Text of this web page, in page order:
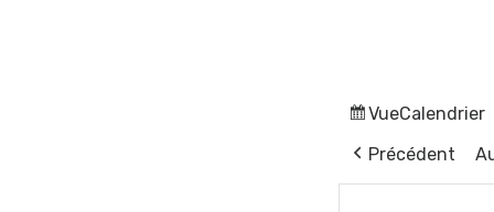
VueCalendrier
Précédent